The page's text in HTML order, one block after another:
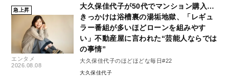
急上昇
エンタメ
2026.08.08
大久保佳代子が50代でマンション購入…
きっかけは浴槽裏の湯垢地獄、「レギュ
ラー番組が多いほどローンを組みやす
い」不動産屋に言われた“芸能人ならでは
の事情”
大久保佳代子のほどほどな毎日#22
大久保佳代子